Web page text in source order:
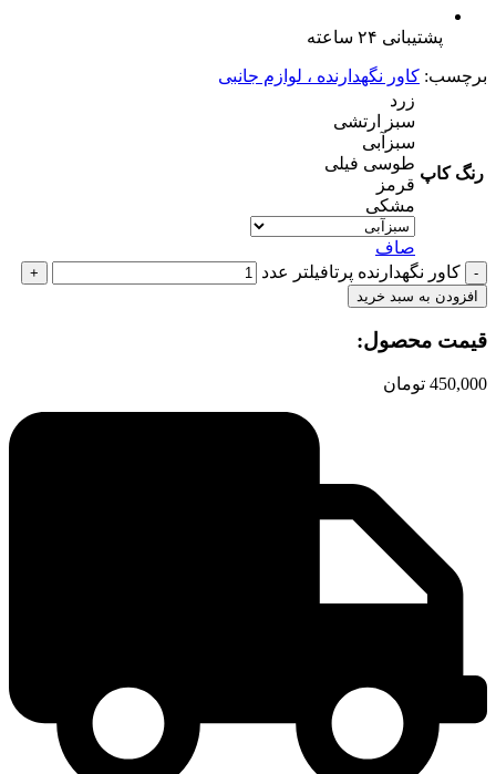
پشتیبانی ۲۴ ساعته
برچسب: کاور نگهدارنده ، لوازم جانبی
رنگ کاپ
زرد
سبز ارتشی
سبزآبی
طوسی فیلی
قرمز
مشکی
صاف
کاور نگهدارنده پرتافیلتر عدد
افزودن به سبد خرید
قیمت محصول:​
450,000 تومان